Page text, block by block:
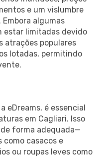
e um vislumbre
algumas
estar limitadas devido
atrações populares
lotadas, permitindo
eDreams, é essencial
em Cagliari. Isso
forma adequada—
como casacos e
ou roupas leves como